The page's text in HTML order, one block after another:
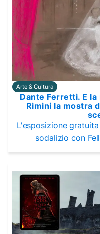
Arte & Cultura
Dante Ferretti. E
Rimini la mostra
L'esposizione
sodalizio con